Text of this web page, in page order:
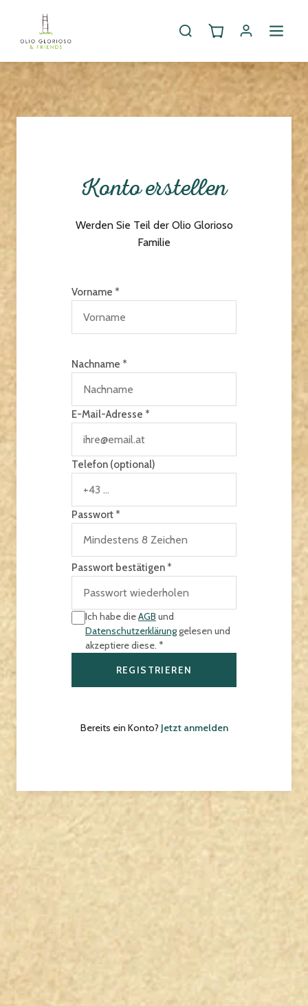
Konto erstellen
Werden Sie Teil der Olio Glorioso
Familie
Vorname *
Nachname *
E-Mail-Adresse *
Telefon (optional)
Passwort *
Passwort bestätigen *
Ich habe dieAGB und
Datenschutzerklärunggelesen und
akzeptiere diese. *
REGISTRIEREN
Bereits ein Konto? Jetzt anmelden